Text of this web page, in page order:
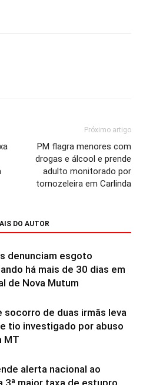
Próximo artigo
PM flagra menores com
drogas e álcool e prende
adulto monitorado por
tornozeleira em Carlinda
DO AUTOR
denunciam esgoto
há mais de 30 dias em
de Nova Mutum
socorro de duas irmãs leva
tio investigado por abuso
MT
alerta nacional ao
3ª maior taxa de estupro